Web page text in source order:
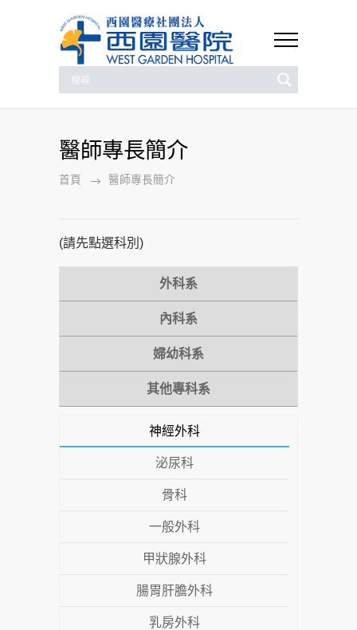
醫師專長簡介
首頁 醫師專長簡介
(請先點選科別)
外科系
內科系
婦幼科系
其他專科系
神經外科
泌尿科
骨科
一般外科
甲狀腺外科
腸胃肝膽外科
乳房外科